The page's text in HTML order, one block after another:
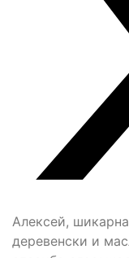
Алексей,
деревенски и